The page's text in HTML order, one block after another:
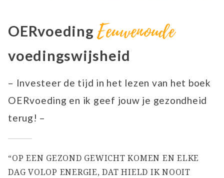
OERvoeding Eeuwenoude
voedingswijsheid
– Investeer de tijd in het lezen van het boek
OERvoeding en ik geef jouw je gezondheid
terug! –
“OP EEN GEZOND GEWICHT KOMEN EN ELKE
DAG VOLOP ENERGIE, DAT HIELD IK NOOIT